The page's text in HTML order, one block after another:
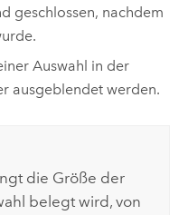
geschlossen, nachdem
Auswahl in der
ausgeblendet werden.
die Größe der
belegt wird, von